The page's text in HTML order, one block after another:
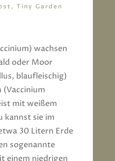
, Tiny Garden
wachsen
oder Moor
blaufleischig)
(Vaccinium
mit weißem
kannst sie im
30 Litern Erde
sogenannte
einem niedrigen